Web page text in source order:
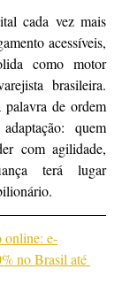
cada vez mais
acessíveis,
como motor
brasileira.
palavra de ordem
quem
com agilidade,
terá lugar
online: e-
no Brasil até